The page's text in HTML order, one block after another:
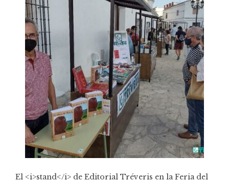
El <i>stand</i> de Editorial Tréveris en la Feria del